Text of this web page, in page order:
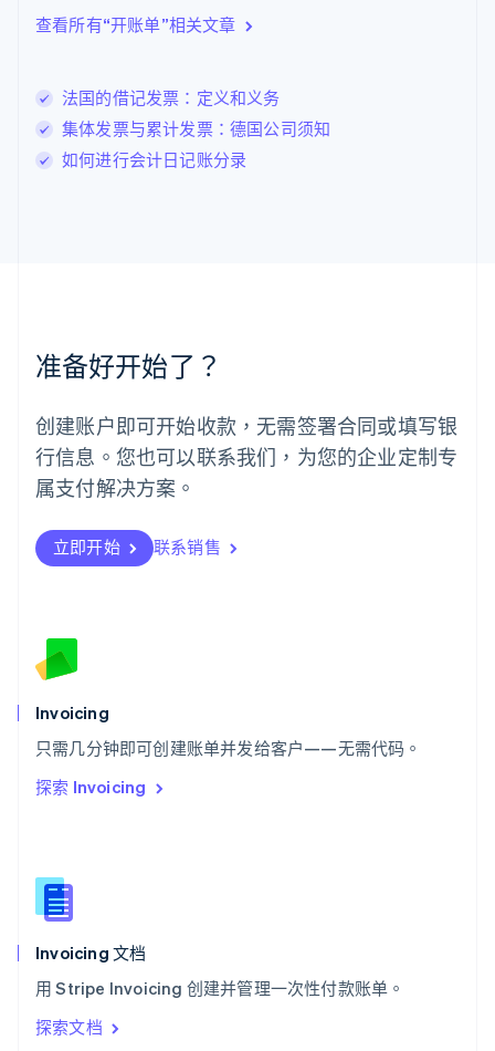
查看所有“开账单”相关文章
法国的借记发票：定义和义务
集体发票与累计发票：德国公司须知
如何进行会计日记账分录
准备好开始了？
创建账户即可开始收款，无需签署合同或填写银
行信息。您也可以联系我们，为您的企业定制专
属支付解决方案。
立即开始 联系销售
Invoicing
只需几分钟即可创建账单并发给客户——无需代码。
探索 Invoicing
Invoicing 文档
用 Stripe Invoicing 创建并管理一次性付款账单。
探索文档
列支敦士登
FrançaisDeutschEnglish
罗马尼亚
English
马尔他
English
葡萄牙
日本
日本語English
瑞典
SvenskaEnglish
Deutsch FrançaisItaliano English
塞浦路斯
English
ไทยEnglish
希腊
English
西班牙
新西兰
English
匈牙利
English
ItalianoEnglish
印度
English